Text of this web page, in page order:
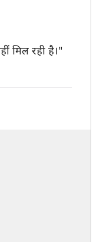
मिल रही है।"